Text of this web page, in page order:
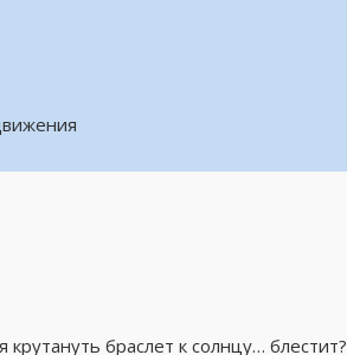
браслет к солнцу… блестит?